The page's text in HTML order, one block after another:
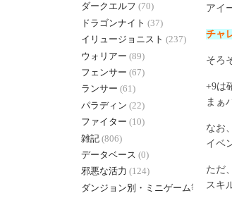
アイ
チャ
そろ
+9は
まぁ
なお
イベ
ただ
スキ
ダークエルフ (70)
ドラゴンナイト (37)
イリュージョニスト (237)
ウォリアー (89)
フェンサー (67)
ランサー (61)
パラディン (22)
ファイター (10)
雑記 (806)
データベース (0)
邪悪な活力 (124)
ダンジョン別・ミニゲーム等 + (338)